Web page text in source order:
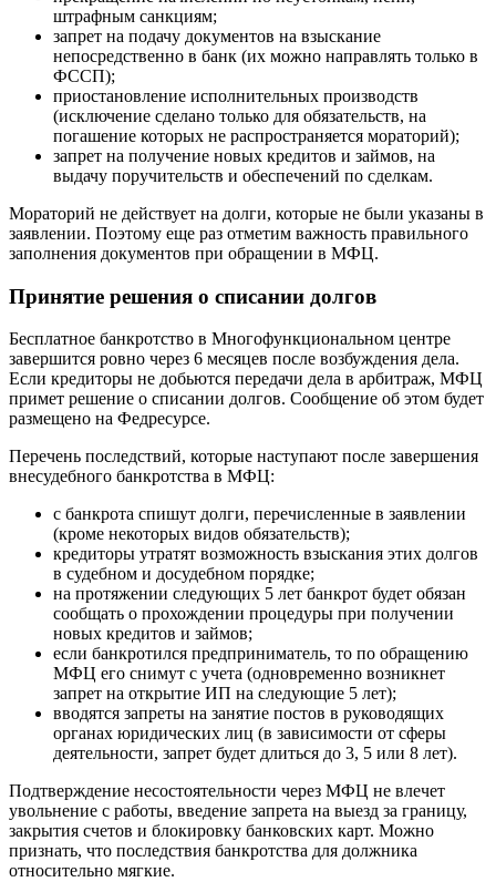
штрафным санкциям;
запрет на подачу документов на взыскание
непосредственно в банк (их можно направлять только в
ФССП);
приостановление исполнительных производств
(исключение сделано только для обязательств, на
погашение которых не распространяется мораторий);
запрет на получение новых кредитов и займов, на
выдачу поручительств и обеспечений по сделкам.
Мораторий не действует на долги, которые не были указаны в
заявлении. Поэтому еще раз отметим важность правильного
заполнения документов при обращении в МФЦ.
Принятие решения о списании долгов
Бесплатное банкротство в Многофункциональном центре
завершится ровно через 6 месяцев после возбуждения дела.
Если кредиторы не добьются передачи дела в арбитраж, МФЦ
примет решение о списании долгов. Сообщение об этом будет
размещено на Федресурсе.
Перечень последствий, которые наступают после завершения
внесудебного банкротства в МФЦ:
с банкрота спишут долги, перечисленные в заявлении
(кроме некоторых видов обязательств);
кредиторы утратят возможность взыскания этих долгов
в судебном и досудебном порядке;
на протяжении следующих 5 лет банкрот будет обязан
сообщать о прохождении процедуры при получении
новых кредитов и займов;
если банкротился предприниматель, то по обращению
МФЦ его снимут с учета (одновременно возникнет
запрет на открытие ИП на следующие 5 лет);
вводятся запреты на занятие постов в руководящих
органах юридических лиц (в зависимости от сферы
деятельности, запрет будет длиться до 3, 5 или 8 лет).
Подтверждение несостоятельности через МФЦ не влечет
увольнение с работы, введение запрета на выезд за границу,
закрытия счетов и блокировку банковских карт. Можно
признать, что последствия банкротства для должника
относительно мягкие.